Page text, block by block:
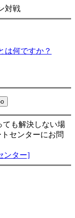
対戦
は何ですか？
ても解決しない場
センターにお問
ンター]